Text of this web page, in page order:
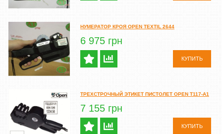
НУМЕРАТОР КРОЯ OPEN TEXTIL 2644
6 975 грн
КУПИТЬ
ТРЕХСТРОЧНЫЙ ЭТИКЕТ ПИСТОЛЕТ OPEN T117-A1
7 155 грн
КУПИТЬ